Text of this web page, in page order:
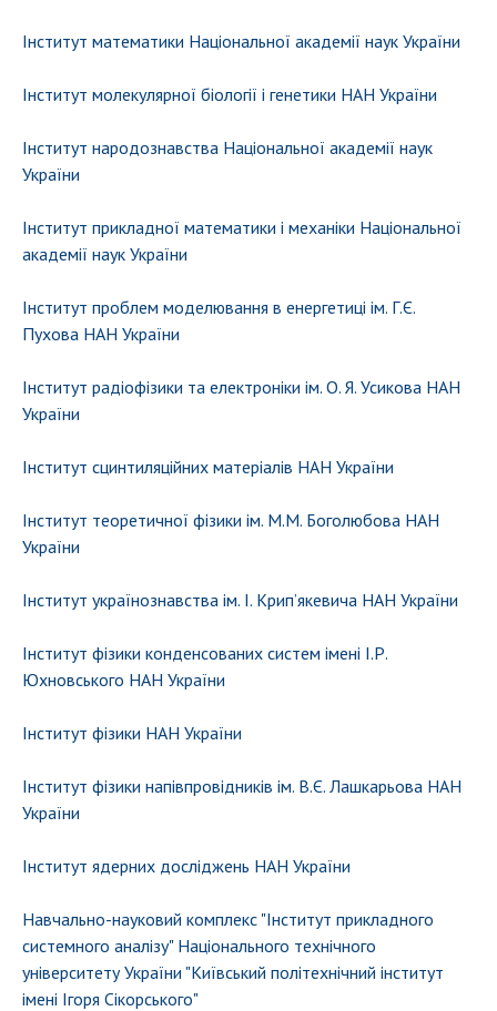
Інститут математики Національної академії наук України
Інститут молекулярної біології і генетики НАН України
Інститут народознавства Національної академії наук
України
Інститут прикладної математики і механіки Національної
академії наук України
Інститут проблем моделювання в енергетиці ім. Г.Є.
Пухова НАН України
Інститут радіофізики та електроніки ім. О. Я. Усикова НАН
України
Інститут сцинтиляційних матеріалів НАН України
Інститут теоретичної фізики ім. М.М. Боголюбова НАН
України
Інститут українознавства ім. І. Крип’якевича НАН України
Інститут фізики конденсованих систем імені І.Р.
Юхновського НАН України
Інститут фізики НАН України
Інститут фізики напівпровідників ім. В.Є. Лашкарьова НАН
України
Інститут ядерних досліджень НАН України
Навчально-науковий комплекс "Інститут прикладного
системного аналізу" Національного технічного
університету України "Київський політехнічний інститут
імені Ігоря Сікорського"